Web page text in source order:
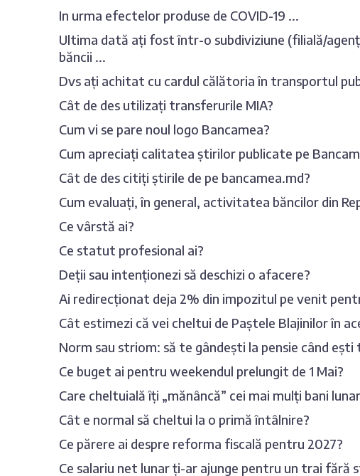
In urma efectelor produse de COVID-19 ...
Ultima dată ați fost într-o subdiviziune (filială/
băncii ...
Dvs ați achitat cu cardul călătoria în transportul
Cât de des utilizați transferurile MIA?
Cum vi se pare noul logo Bancamea?
Cum apreciați calitatea știrilor publicate pe
Cât de des citiți știrile de pe bancamea.md?
Cum evaluați, în general, activitatea băncilor din
Ce vârstă ai?
Ce statut profesional ai?
Deții sau intenționezi să deschizi o afacere?
Ai redirecționat deja 2% din impozitul pe venit
Cât estimezi că vei cheltui de Paștele Blajinilor în
Norm sau striom: să te gândești la pensie când ești
Ce buget ai pentru weekendul prelungit de 1 Mai?
Care cheltuială îți „mănâncă” cei mai mulți bani
Cât e normal să cheltui la o primă întâlnire?
Ce părere ai despre reforma fiscală pentru 2027?
Ce salariu net lunar ți-ar ajunge pentru un trai fără